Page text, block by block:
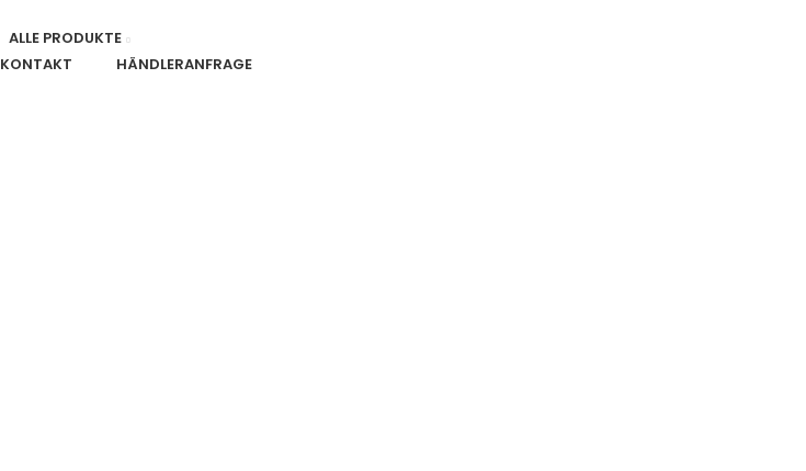
ALLE PRODUKTE
KONTAKT HÄNDLERANFRAGE